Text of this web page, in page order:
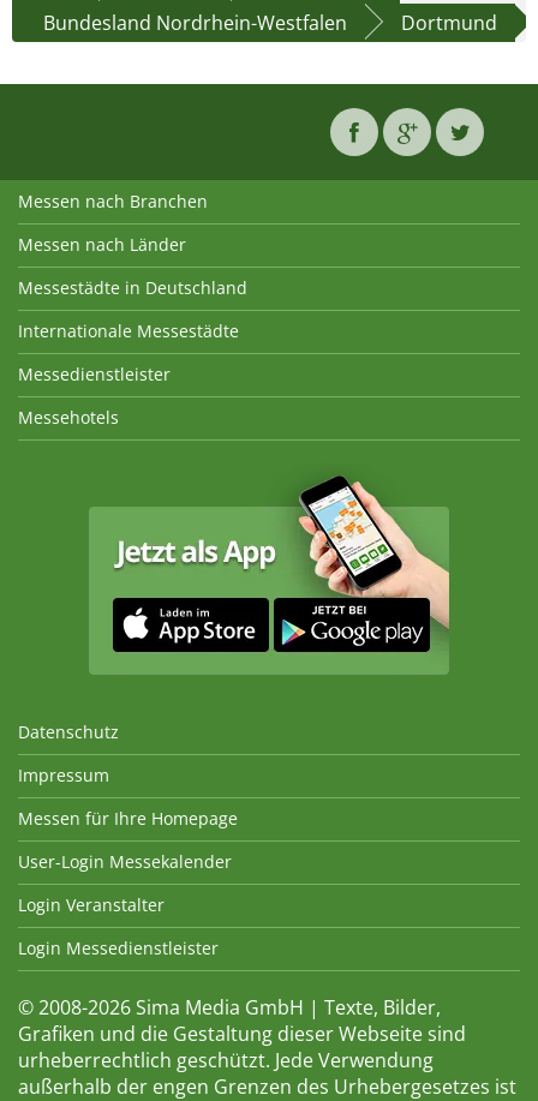
Bundesland Nordrhein-Westfalen
Dortmund
Messen nach Branchen
Messen nach Länder
Messestädte in Deutschland
Internationale Messestädte
Messedienstleister
Messehotels
Datenschutz
Impressum
Messen für Ihre Homepage
User-Login Messekalender
Login Veranstalter
Login Messedienstleister
© 2008-2026 Sima Media GmbH | Texte, Bilder,
Grafiken und die Gestaltung dieser Webseite sind
urheberrechtlich geschützt. Jede Verwendung
außerhalb der engen Grenzen des Urhebergesetzes ist